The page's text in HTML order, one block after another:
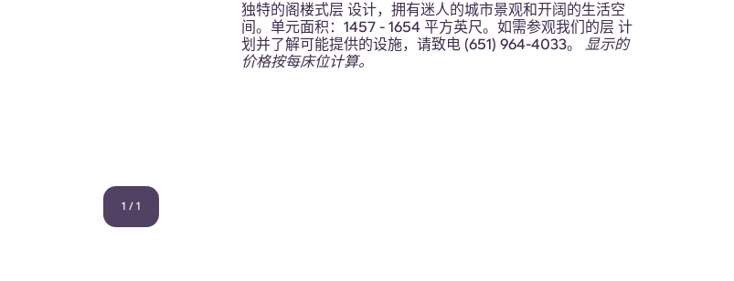
1 / 1
独特的阁楼式层 设计，拥有迷人的城市景观和开阔的生活空
间。单元面积：1457 - 1654 平方英尺。如需参观我们的层 计
划并了解可能提供的设施，请致电 (651) 964-4033。 显示的
价格按每床位计算。